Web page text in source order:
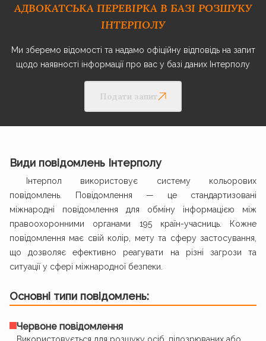
АДВОКАТСЬКА ПЕРЕВІРКА В БАЗІ РОЗШУКУ
ІНТЕРПОЛУ
Ми зберемо відомості та надамо офіційну відповідь на запит
щодо наявності інформації про вас у базі даних Інтерполу
Подати запит
Види повідомлень Інтерполу
Інтерпол використовує систему кольорових
повідомлень. Повідомлення — це стандартизовані
міжнародні повідомлення для обміну інформацією між
правоохоронними органами 195 країн-учасниць. Кожне
повідомлення має свій колір, мету та сферу застосування,
що дозволяє ефективно реагувати на різні загрози та
ситуації у сфері міжнародної безпеки.
Основні типи повідомлень:
Червоне повідомлення